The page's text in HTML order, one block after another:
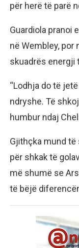
për herë të parë
Guardiola pranoi
në Wembley, por
skuadrës energji
“Lodhja do të
ndryshe. Të
humbur ndaj
Gjithçka mund
për shkak të
më shumë se
të bëjë